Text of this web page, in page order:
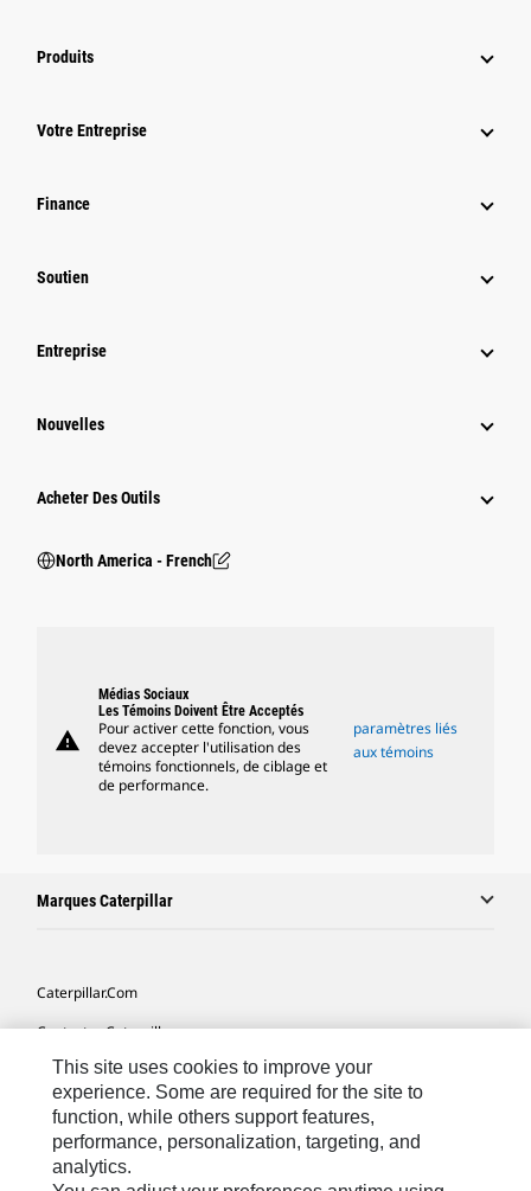
Produits
Votre Entreprise
Finance
Soutien
Entreprise
Nouvelles
Acheter Des Outils
North America - French
warning
Médias Sociaux
Les Témoins Doivent Être Acceptés
Pour activer cette fonction, vous
devez accepter l'utilisation des
témoins fonctionnels, de ciblage et
de performance.
paramètres liés
aux témoins
Marques Caterpillar
Caterpillar.com
Contacter Caterpillar
Mes Préférences Marketing
Plan Du Site
Cookie Settings
This site uses cookies to improve your
experience. Some are required for the site to
function, while others support features,
performance, personalization, targeting, and
analytics.